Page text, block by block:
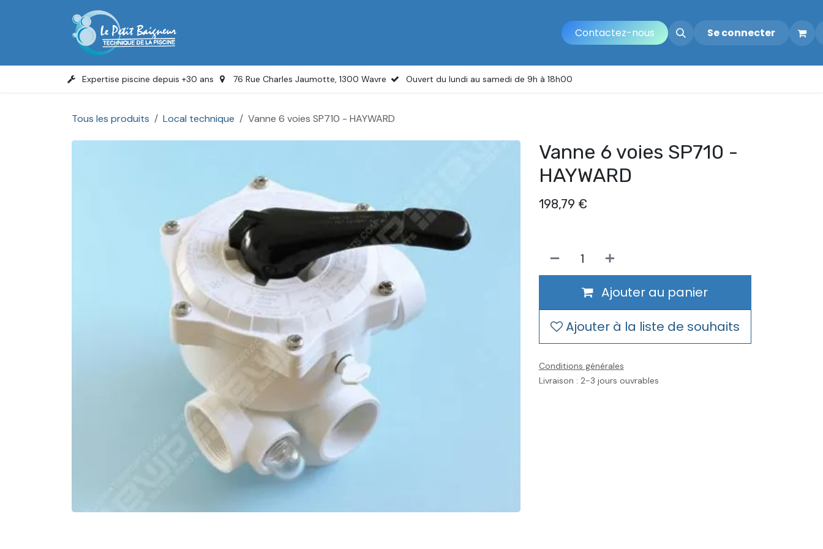
Se rendre au contenu
Contactez-nous Se connecter
Expertise piscine depuis +30 ans 76 Rue Charles Jaumotte, 1300 Wavre Ouvert du lundi au samedi de 9h à 18h00
Tous les produits Local technique Vanne 6 voies SP710 - HAYWARD
Vanne 6 voies SP710 -
HAYWARD
198,79 €
Ajouter au panier
Ajouter à la liste de souhaits
Conditions générales
Livraison : 2-3 jours ouvrables